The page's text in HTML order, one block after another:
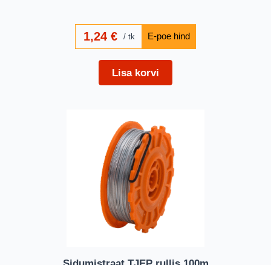
1,24€ tk
Lisa korvi